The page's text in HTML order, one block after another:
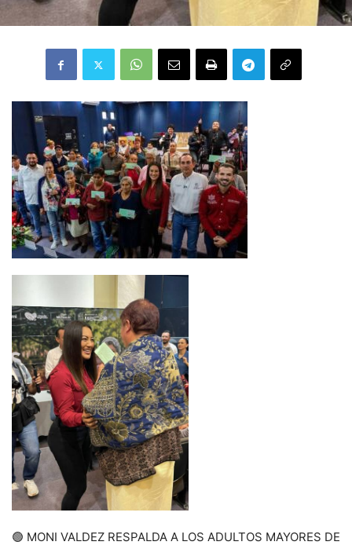
🟢 MONI VALDEZ RESPALDA A LOS ADULTOS MAYORES DE